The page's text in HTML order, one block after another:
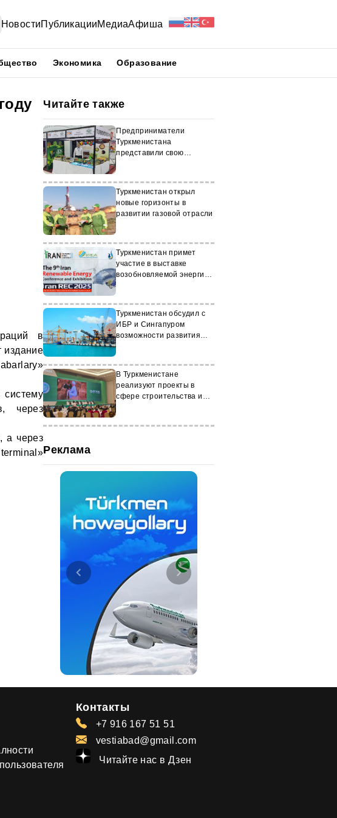
НовостиПубликацииМедиаАфиша
Экономика Образование
в
издание
через
а через
Читайте также
Предприниматели
Туркменистана
представили свою
в Афганистане
Туркменистан открыл
новые горизонты в
развитии газовой отрасли
Туркменистан примет
участие в выставке
возобновляемой энергии
Туркменистан обсудил с
ИБР и Сингапуром
возможности развития
В Туркменистане
реализуют проекты в
сфере строительства и
Реклама
Контакты
+7 916 167 51 51
vestiabad@gmail.com
Читайте нас в Дзен